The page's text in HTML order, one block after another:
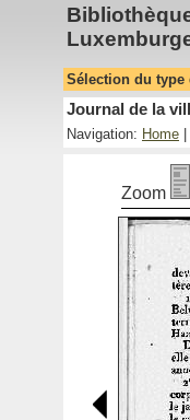
Sélection du
Journal de la
Navigation: Home
Zoom